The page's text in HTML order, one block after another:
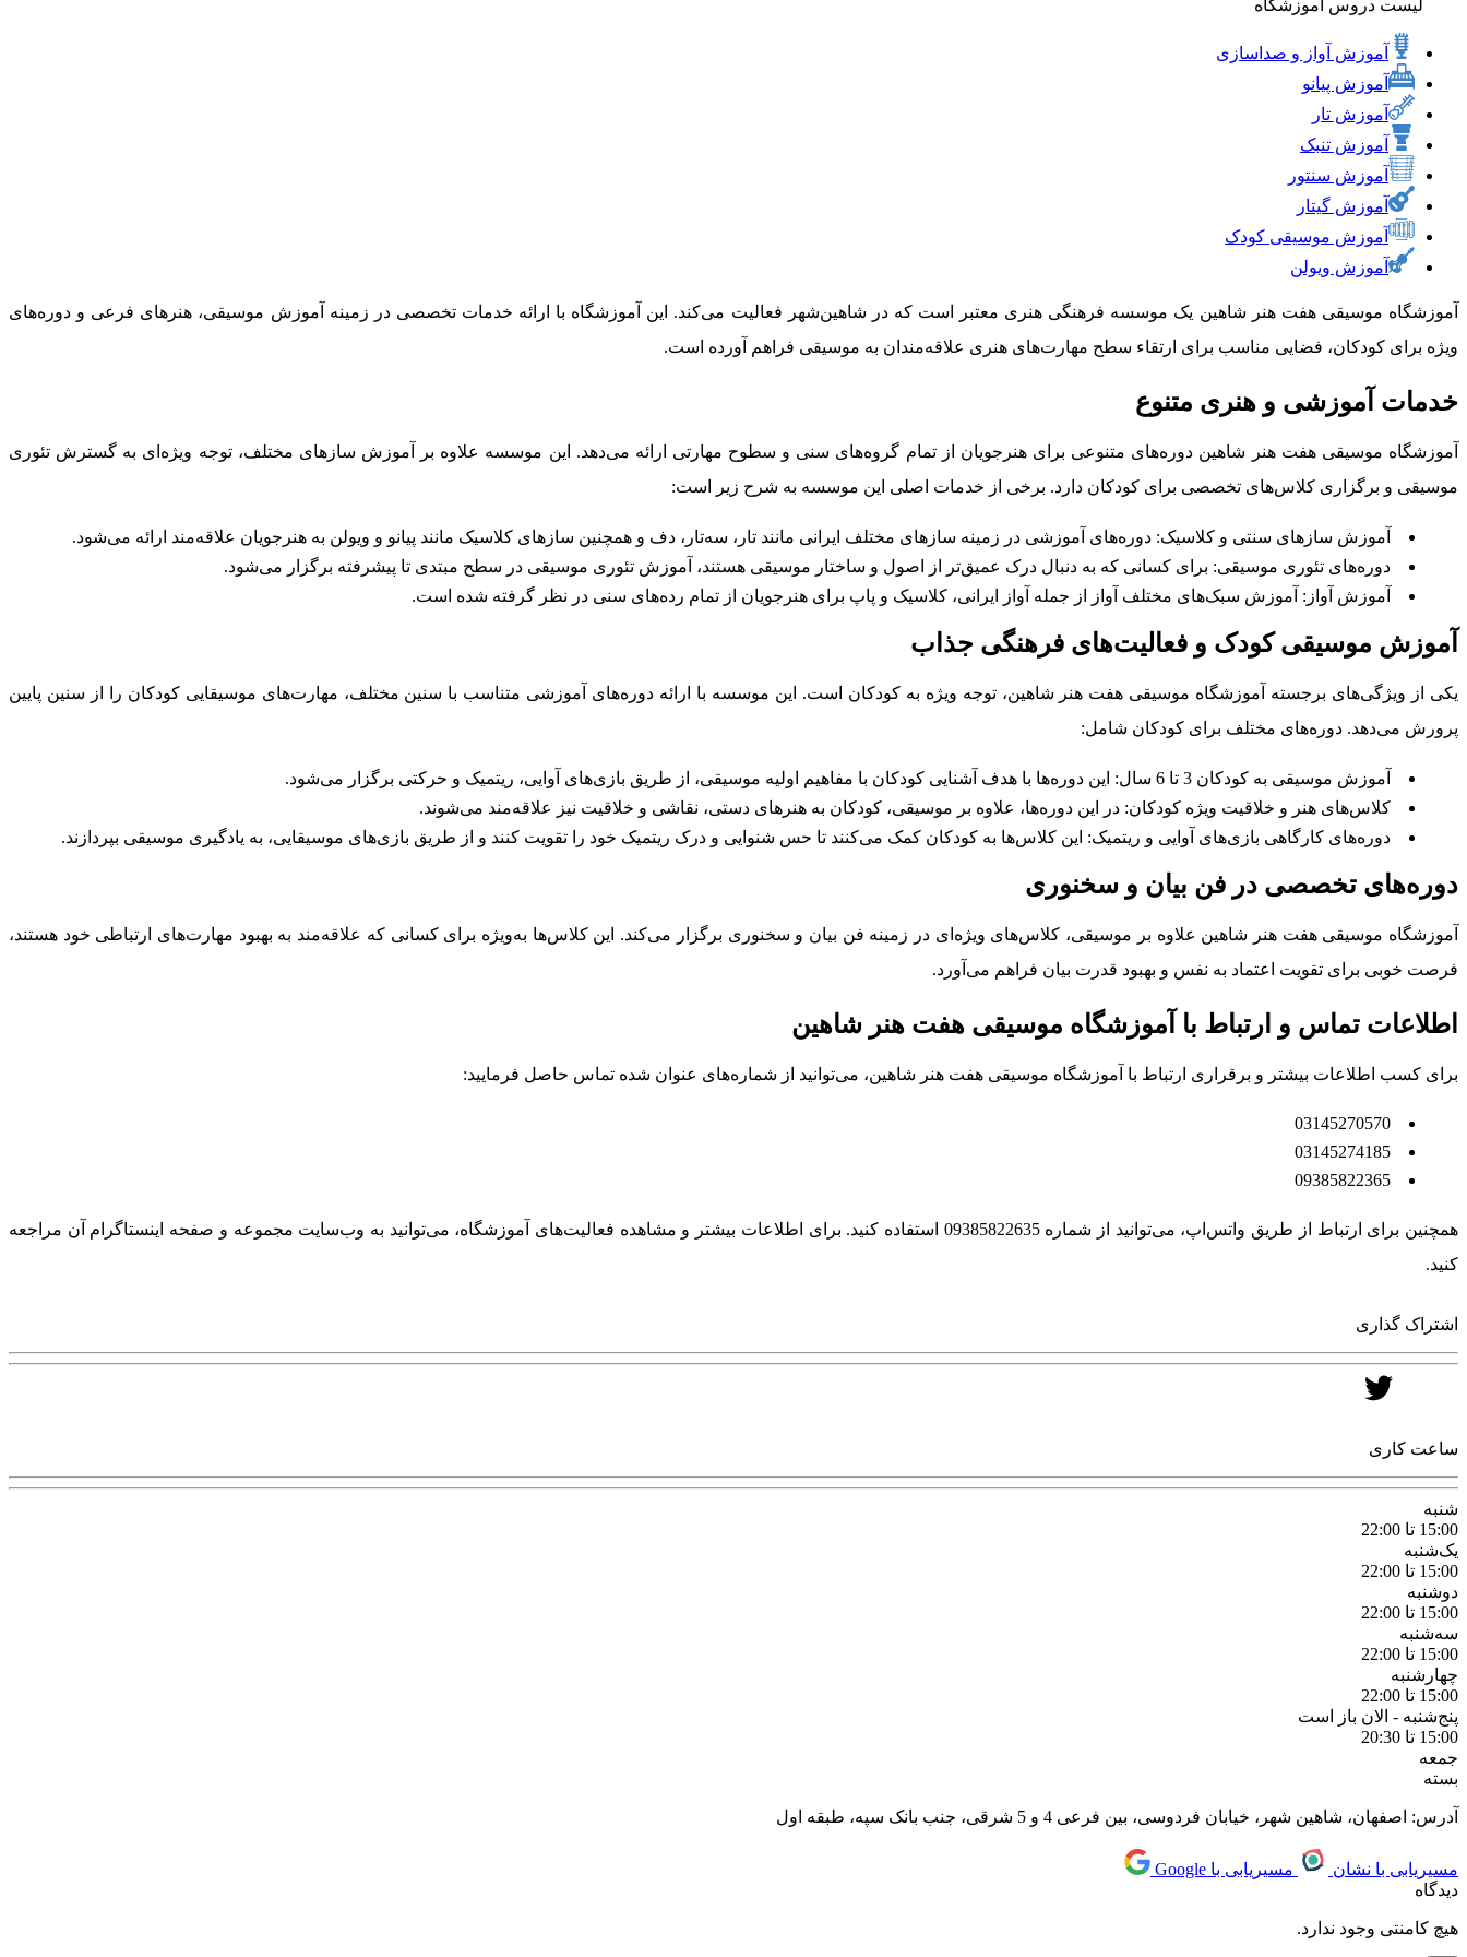
لیست دروس آموزشگاه
آموزش آواز و صداسازی
آموزش پیانو
آموزش تار
آموزش تنبک
آموزش سنتور
آموزش گیتار
آموزش موسیقی کودک
آموزش ویولن
آموزشگاه موسیقی هفت هنر شاهین یک موسسه فرهنگی هنری معتبر است که در شاهین‌شهر فعالیت می‌کند. این آموزشگاه با ارائه خدمات تخصصی در زمینه آموزش موسیقی، هنرهای فرعی و دوره‌های
ویژه برای کودکان، فضایی مناسب برای ارتقاء سطح مهارت‌های هنری علاقه‌مندان به موسیقی فراهم آورده است.
خدمات آموزشی و هنری متنوع
آموزشگاه موسیقی هفت هنر شاهین دوره‌های متنوعی برای هنرجویان از تمام گروه‌های سنی و سطوح مهارتی ارائه می‌دهد. این موسسه علاوه بر آموزش سازهای مختلف، توجه ویژه‌ای به گسترش تئوری
موسیقی و برگزاری کلاس‌های تخصصی برای کودکان دارد. برخی از خدمات اصلی این موسسه به شرح زیر است:
آموزش سازهای سنتی و کلاسیک: دوره‌های آموزشی در زمینه سازهای مختلف ایرانی مانند تار، سه‌تار، دف و همچنین سازهای کلاسیک مانند پیانو و ویولن به هنرجویان علاقه‌مند ارائه می‌شود.
دوره‌های تئوری موسیقی: برای کسانی که به دنبال درک عمیق‌تر از اصول و ساختار موسیقی هستند، آموزش تئوری موسیقی در سطح مبتدی تا پیشرفته برگزار می‌شود.
آموزش آواز: آموزش سبک‌های مختلف آواز از جمله آواز ایرانی، کلاسیک و پاپ برای هنرجویان از تمام رده‌های سنی در نظر گرفته شده است.
آموزش موسیقی کودک و فعالیت‌های فرهنگی جذاب
یکی از ویژگی‌های برجسته آموزشگاه موسیقی هفت هنر شاهین، توجه ویژه به کودکان است. این موسسه با ارائه دوره‌های آموزشی متناسب با سنین مختلف، مهارت‌های موسیقایی کودکان را از سنین پایین
پرورش می‌دهد. دوره‌های مختلف برای کودکان شامل:
آموزش موسیقی به کودکان 3 تا 6 سال: این دوره‌ها با هدف آشنایی کودکان با مفاهیم اولیه موسیقی، از طریق بازی‌های آوایی، ریتمیک و حرکتی برگزار می‌شود.
کلاس‌های هنر و خلاقیت ویژه کودکان: در این دوره‌ها، علاوه بر موسیقی، کودکان به هنرهای دستی، نقاشی و خلاقیت نیز علاقه‌مند می‌شوند.
دوره‌های کارگاهی بازی‌های آوایی و ریتمیک: این کلاس‌ها به کودکان کمک می‌کنند تا حس شنوایی و درک ریتمیک خود را تقویت کنند و از طریق بازی‌های موسیقایی، به یادگیری موسیقی بپردازند.
دوره‌های تخصصی در فن بیان و سخنوری
آموزشگاه موسیقی هفت هنر شاهین علاوه بر موسیقی، کلاس‌های ویژه‌ای در زمینه فن بیان و سخنوری برگزار می‌کند. این کلاس‌ها به‌ویژه برای کسانی که علاقه‌مند به بهبود مهارت‌های ارتباطی خود هستند،
فرصت خوبی برای تقویت اعتماد به نفس و بهبود قدرت بیان فراهم می‌آورد.
اطلاعات تماس و ارتباط با آموزشگاه موسیقی هفت هنر شاهین
برای کسب اطلاعات بیشتر و برقراری ارتباط با آموزشگاه موسیقی هفت هنر شاهین، می‌توانید از شماره‌های عنوان شده تماس حاصل فرمایید:
03145270570
03145274185
09385822365
همچنین برای ارتباط از طریق واتس‌اپ، می‌توانید از شماره 09385822635 استفاده کنید. برای اطلاعات بیشتر و مشاهده فعالیت‌های آموزشگاه، می‌توانید به وب‌سایت مجموعه و صفحه اینستاگرام آن مراجعه
کنید.
اشتراک گذاری
ساعت کاری
شنبه
15:00 تا 22:00
یک‌شنبه
15:00 تا 22:00
دوشنبه
15:00 تا 22:00
سه‌شنبه
15:00 تا 22:00
چهارشنبه
15:00 تا 22:00
پنج‌شنبه - الان باز است
15:00 تا 20:30
جمعه
بسته
آدرس: اصفهان، شاهین شهر، خیابان فردوسی، بین فرعی 4 و 5 شرقی، جنب بانک سپه، طبقه اول
مسیریابی با نشان
مسیریابی با Google
دیدگاه
هیچ کامنتی وجود ندارد.